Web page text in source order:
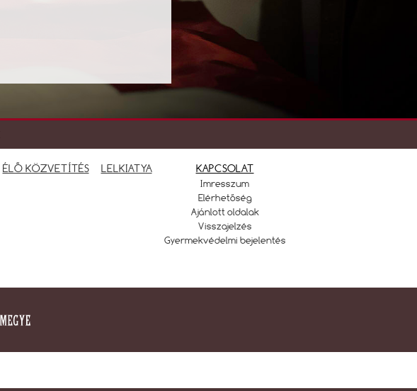
ÉLŐ KÖZVETÍTÉS LELKIATYA KAPCSOLAT
Imresszum
Elérhetőség
Ajánlott oldalak
Visszajelzés
Gyermekvédelmi bejelentés